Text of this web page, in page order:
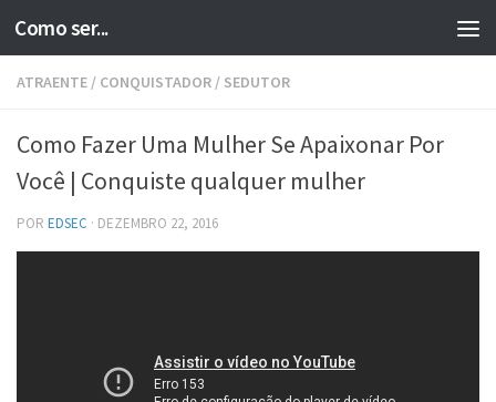
Skip to content
Como ser...
ATRAENTE / CONQUISTADOR / SEDUTOR
Como Fazer Uma Mulher Se Apaixonar Por
Você | Conquiste qualquer mulher
POR EDSEC · DEZEMBRO 22, 2016